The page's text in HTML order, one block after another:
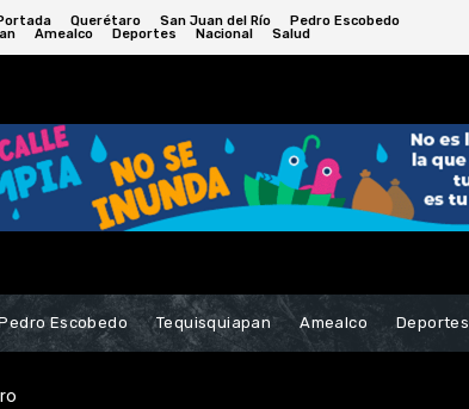
Querétaro San Juan del Río
Pedro Escobedo
Amealco Deportes Nacional Salud
Escobedo Tequisquiapan Amealco Deportes